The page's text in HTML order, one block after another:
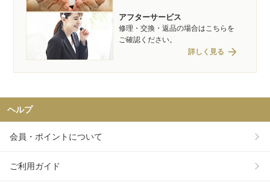
アフターサービス
修理・交換・返品の場合はこちらを
ご確認ください。
詳しく見る arrow_forward
ヘルプ
会員・ポイントについて
ご利用ガイド